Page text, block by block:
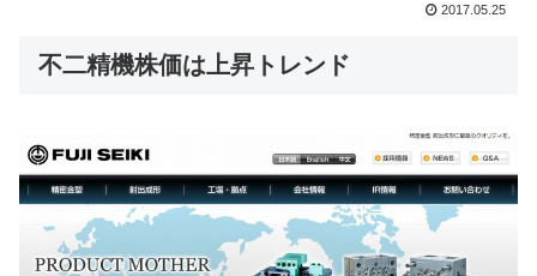
2017.05.25
不二精機株価は上昇トレンド